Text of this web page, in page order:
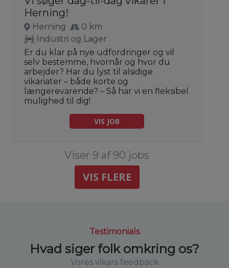
Herning!
Herning
0 km
Industri og Lager
Er du klar på nye udfordringer og vil
selv bestemme, hvornår og hvor du
arbejder? Har du lyst til alsidige
vikariater – både korte og
længerevarende? – Så har vi en fleksibel
mulighed til dig!
VIS JOB
Viser 9 af 90 jobs
VIS FLERE
Testimonials
Hvad siger folk omkring os?
Vores vikars feedback